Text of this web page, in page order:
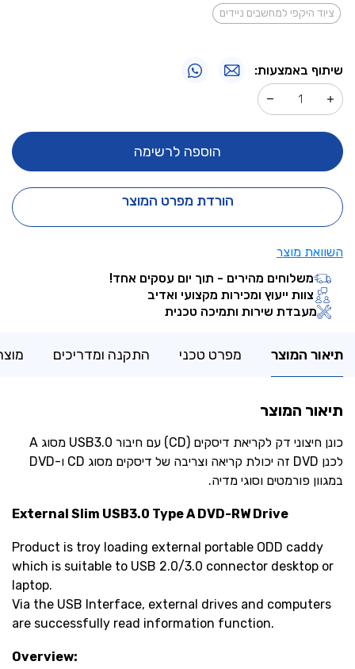
ציוד היקפי למחשבים ניידים
שיתוף באמצעות:
הוספה לרשימה
הורדת מפרט המוצר
השוואת מוצר
משלוחים מהירים - תוך יום עסקים אחד!
צוות ייעוץ ומכירות מקצועי ואדיב
מעבדת שירות ותמיכה טכנית
תיאור המוצר מפרט טכני התקנה ומדריכים
תיאור המוצר
‏כונן חיצוני דק לקריאת דיסקים (CD) עם חיבור USB3.0 מסוג A
לכנן DVD זה יכולת קריאה וצריבה של דיסקים מסוג CD ו-DVD
במגוון פורמטים וסוגי מדיה.
External Slim USB3.0 Type ADVD-RW Drive
Product is troy loading external portable ODD caddy
which is suitable to USB 2.0/3.0 connector desktop or
laptop.
Via the USB Interface, external drives and computers
are successfully read information function.
Overview: